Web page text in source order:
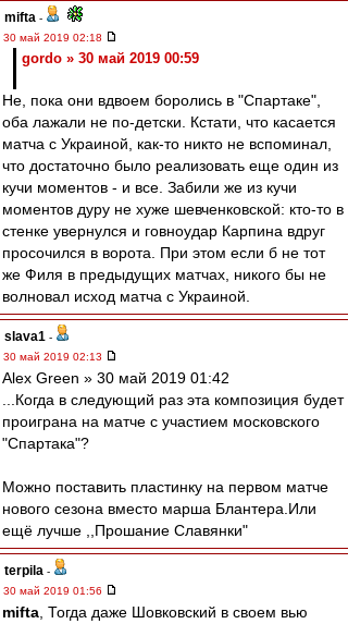
mifta -
30 май 2019 02:18
gordo » 30 май 2019 00:59
Не, пока они вдвоем боролись в "Спартаке",
оба лажали не по-детски. Кстати, что касается
матча с Украиной, как-то никто не вспоминал,
что достаточно было реализовать еще один из
кучи моментов - и все. Забили же из кучи
моментов дуру не хуже шевченковской: кто-то в
стенке увернулся и говноудар Карпина вдруг
просочился в ворота. При этом если б не тот
же Филя в предыдущих матчах, никого бы не
волновал исход матча с Украиной.
slava1 -
30 май 2019 02:13
Alex Green » 30 май 2019 01:42
...Когда в следующий раз эта композиция будет
проиграна на матче с участием московского
"Спартака"?
Можно поставить пластинку на первом матче
нового сезона вместо марша Блантера.Или
ещё лучше ,,Прошание Славянки"
terpila -
30 май 2019 01:56
mifta , Тогда даже Шовковский в своем вью